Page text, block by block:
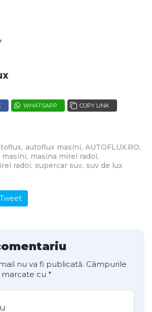
WHATSAPP COPY LINK
autoflux masini AUTOFLUX.RO
masina mirel radoi
radoi supercar suv suv de lux
Tweet
nu va fi publicată. Câmpurile
cu *